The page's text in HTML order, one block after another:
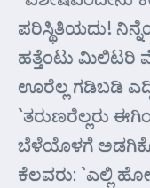
ಪರಿಸ್ಥಿತಿಯದು!
ಹತ್ತೆಂಟು ಮಿಲಿಟರಿ
ಊರೆಲ್ಲ ಗಡಿಬಡಿ
`ತರುಣರೆಲ್ಲರು
ಬೆಳೆಯೊಳಗೆ
ಕೆಲವರು: `ಎಲ್ಲಿ